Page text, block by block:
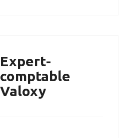
Expert-
comptable
Valoxy